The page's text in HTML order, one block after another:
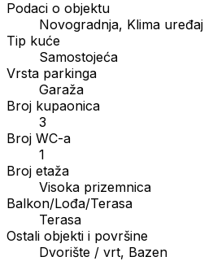
Podaci o objektu
Novogradnja, Klima uređaj
Tip kuće
Samostojeća
Vrsta parkinga
Garaža
Broj kupaonica
3
Broj WC-a
1
Broj etaža
Visoka prizemnica
Balkon/Lođa/Terasa
Terasa
Ostali objekti i površine
Dvorište / vrt, Bazen